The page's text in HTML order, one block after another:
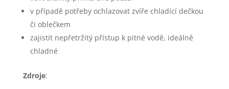
v případě potřeby ochlazovat zvíře chladící dečkou
či oblečkem
zajistit nepřetržitý přístup k pitné vodě, ideálně
chladné
Zdroje: